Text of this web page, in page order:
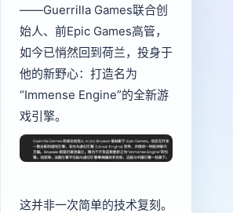
——Guerrilla Games联合创
始人、前Epic Games高管，
如今已悄然回到荷兰，投身于
他的新野心：打造名为
“Immense Engine”的全新游
戏引擎。
这并非一次简单的技术复刻。